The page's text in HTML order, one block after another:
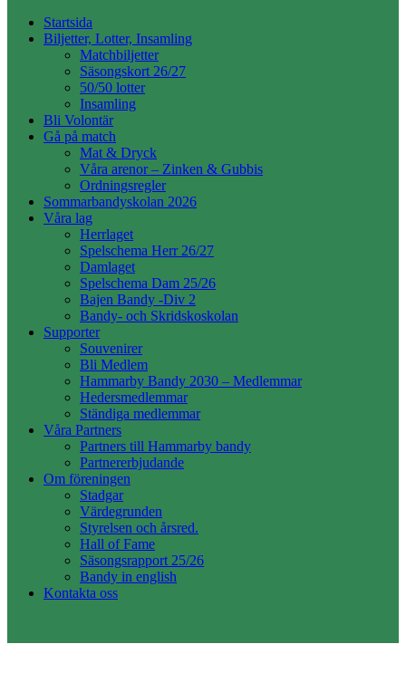
Startsida
Biljetter, Lotter, Insamling
Matchbiljetter
Säsongskort 26/27
50/50 lotter
Insamling
Bli Volontär
Gå på match
Mat & Dryck
Våra arenor – Zinken & Gubbis
Ordningsregler
Sommarbandyskolan 2026
Våra lag
Herrlaget
Spelschema Herr 26/27
Damlaget
Spelschema Dam 25/26
Bajen Bandy -Div 2
Bandy- och Skridskoskolan
Supporter
Souvenirer
Bli Medlem
Hammarby Bandy 2030 – Medlemmar
Hedersmedlemmar
Ständiga medlemmar
Våra Partners
Partners till Hammarby bandy
Partnererbjudande
Om föreningen
Stadgar
Värdegrunden
Styrelsen och årsred.
Hall of Fame
Säsongsrapport 25/26
Bandy in english
Kontakta oss